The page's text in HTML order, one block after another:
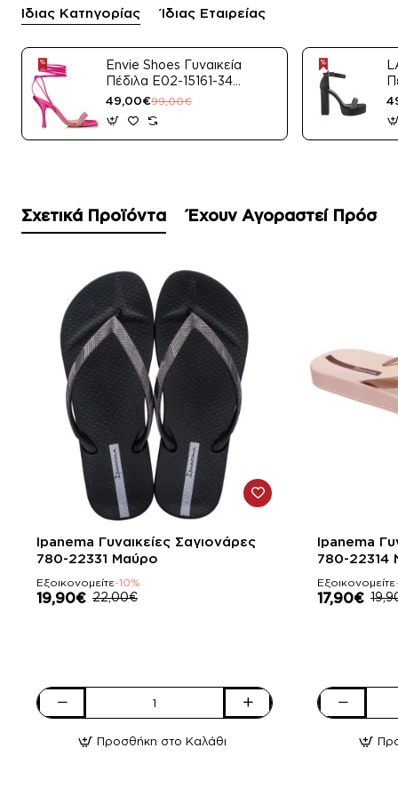
Ίδιας Κατηγορίας Ίδιας Εταιρείας
Envie Shoes Γυναικεία
Πέδιλα E02-15161-34
Μαύρο Satin
49,00€99,00€
Σχετικά Προϊόντα Έχουν Αγοραστεί
-10%
Ipanema Γυναικείες Σαγιονάρες
780-22331 Μαύρο
Εξοικονομείτε-10%
19,90€ 22,00€
Ipanema
ΣαγιονάρεςΠροσθήκη στο Καλάθι
-10%
Ipanema
780-22314
Εξοικονομείτε
17,90€
Ipanema
Σαγιονάρες